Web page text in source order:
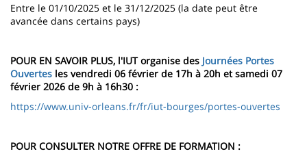
Entre le 01/10/2025 et le 31/12/2025 (la date peut être
avancée dans certains pays)
POUR EN SAVOIR PLUS, l'IUT organise des Journées Portes
Ouvertes les vendredi 06 février de 17h à 20h et samedi 07
février 2026 de 9h à 16h30 :
https://www.univ-orleans.fr/fr/iut-bourges/portes-ouvertes
POUR CONSULTER NOTRE OFFRE DE FORMATION :